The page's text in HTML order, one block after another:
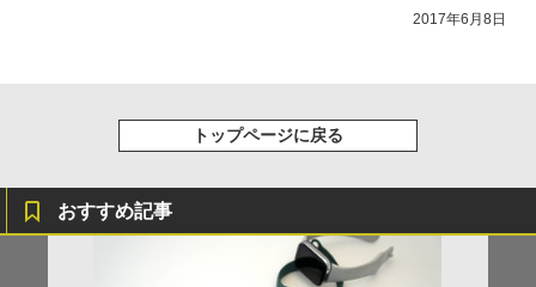
2017年6月8日
トップページに戻る
おすすめ記事